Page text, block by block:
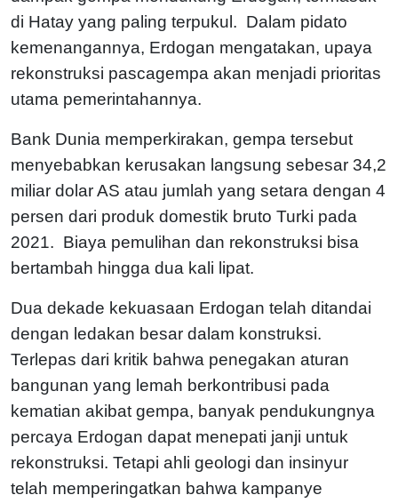
di Hatay yang paling terpukul. Dalam pidato
kemenangannya, Erdogan mengatakan, upaya
rekonstruksi pascagempa akan menjadi prioritas
utama pemerintahannya.
Bank Dunia memperkirakan, gempa tersebut
menyebabkan kerusakan langsung sebesar 34,2
miliar dolar AS atau jumlah yang setara dengan 4
persen dari produk domestik bruto Turki pada
2021. Biaya pemulihan dan rekonstruksi bisa
bertambah hingga dua kali lipat.
Dua dekade kekuasaan Erdogan telah ditandai
dengan ledakan besar dalam konstruksi.
Terlepas dari kritik bahwa penegakan aturan
bangunan yang lemah berkontribusi pada
kematian akibat gempa, banyak pendukungnya
percaya Erdogan dapat menepati janji untuk
rekonstruksi. Tetapi ahli geologi dan insinyur
telah memperingatkan bahwa kampanye